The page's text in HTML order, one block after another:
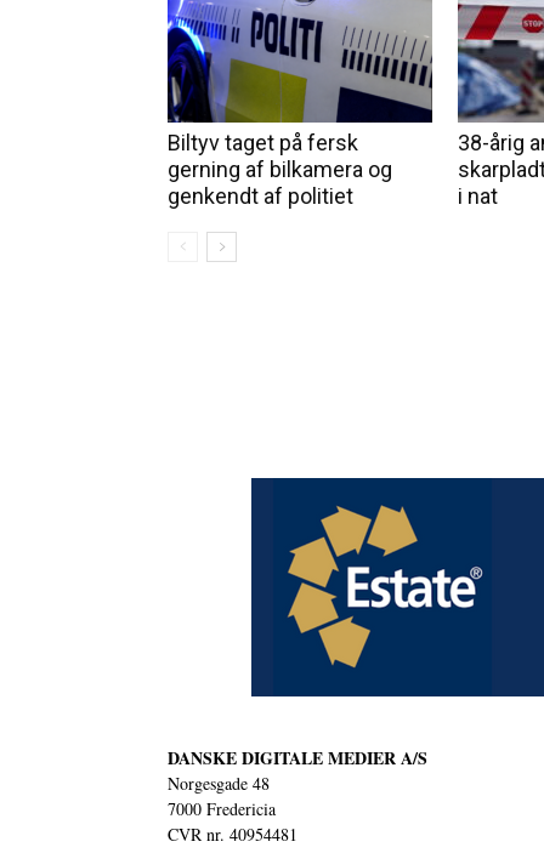
Biltyv taget på fersk
gerning af bilkamera og
genkendt af politiet
38-årig
i nat
DANSKE DIGITALE MEDIER A/S
Norgesgade 48
7000 Fredericia
CVR nr. 40954481